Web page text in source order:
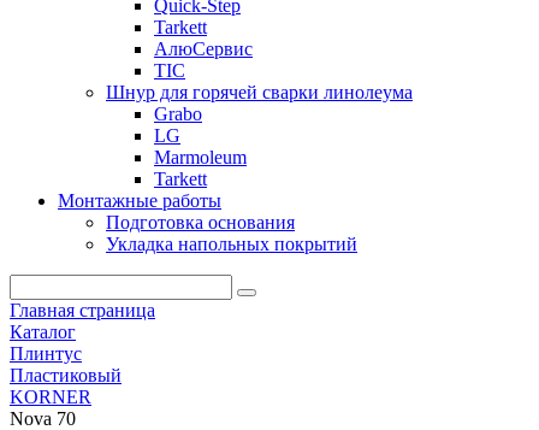
Quick-Step
Tarkett
АлюСервис
ТІС
Шнур для горячей сварки линолеума
Grabo
LG
Marmoleum
Tarkett
Монтажные работы
Подготовка основания
Укладка напольных покрытий
Главная страница
Каталог
Плинтус
Пластиковый
KORNER
Nova 70